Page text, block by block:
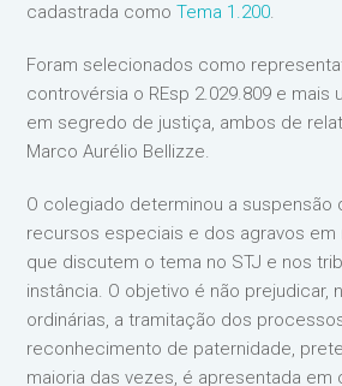
cadastrada comoTema 1.200.
Foram selecionados como
controvérsia o REsp 2.029.809 e mais
em segredo de justiça, ambos de
Marco Aurélio Bellizze.
O colegiado determinou a suspensão
recursos especiais e dos agravos
que discutem o tema no STJ e nos
instância. O objetivo é não prejudicar,
ordinárias, a tramitação dos
reconhecimento de paternidade,
maioria das vezes, é apresentada em